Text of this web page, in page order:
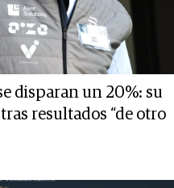
disparan un 20%: su
resultados “de otro